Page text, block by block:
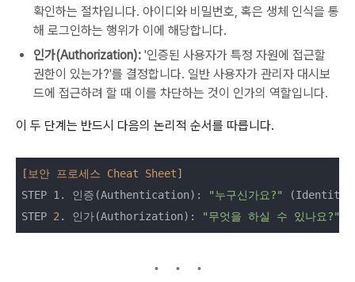
확인하는 절차입니다. 아이디와 비밀번호, 혹은 생체 인식을 통
해 로그인하는 행위가 이에 해당합니다.
인가(Authorization): '인증된 사용자가 특정 자원에 접근할
권한이 있는가?'를 결정합니다. 일반 사용자가 관리자 대시보
드에 접근하려 할 때 이를 차단하는 것이 인가의 역할입니다.
이 두 단계는 반드시 다음의 논리적 순서를 따릅니다.
[보안 프로세스 Cheat Sheet]
STEP 1. 인증(Authentication):
"누구신가요?"
(Identity
STEP 2 . 인가(Authorization): "무엇을 하실 수 있나요?"